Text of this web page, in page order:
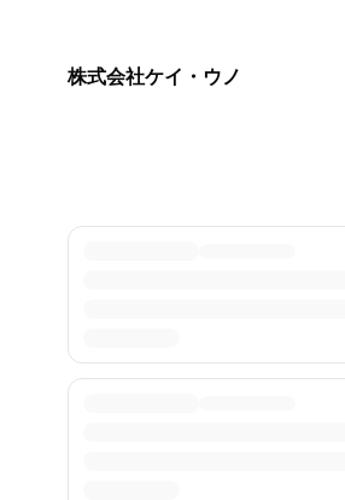
株式会社ケイ・ウノ